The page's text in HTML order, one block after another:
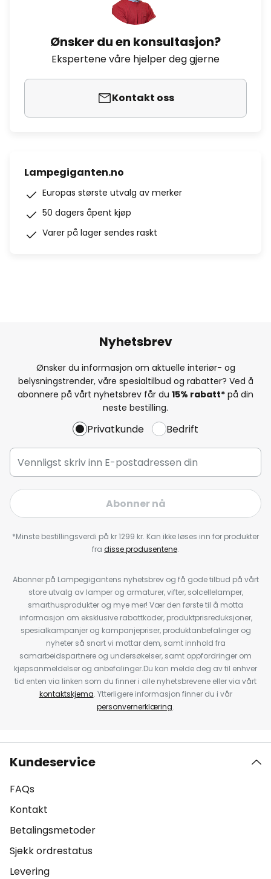
Ønsker du en konsultasjon?
Ekspertene våre hjelper deg gjerne
Kontakt oss
Lampegiganten.no
Europas største utvalg av merker
50 dagers åpent kjøp
Varer på lager sendes raskt
Nyhetsbrev
Ønsker du informasjon om aktuelle interiør- og
belysningstrender, våre spesialtilbud og rabatter? Ved å
abonnere på vårt nyhetsbrev får du 15% rabatt* på din
neste bestilling.
Privatkunde Bedrift
Abonner nå
*Minste bestillingsverdi på kr 1299 kr. Kan ikke løses inn for produkter
fra disse produsentene.
Abonner på Lampegigantens nyhetsbrev og få gode tilbud på vårt
store utvalg av lamper og armaturer, vifter, solcellelamper,
smarthusprodukter og mye mer! Vær den første til å motta
informasjon om eksklusive rabattkoder, produktprisreduksjoner,
spesialkampanjer og kampanjepriser, produktanbefalinger og
nyheter så snart vi mottar dem, samt innhold fra
samarbeidspartnere og undersøkelser, samt oppfordringer om
kjøpsanmeldelser og anbefalinger.Du kan melde deg av til enhver
tid enten via linken som du finner i alle nyhetsbrevene eller via vårt
kontaktskjema. Ytterligere informasjon finner du i vår
personvernerklæring.
Kundeservice
FAQs
Kontakt
Betalingsmetoder
Sjekk ordrestatus
Levering